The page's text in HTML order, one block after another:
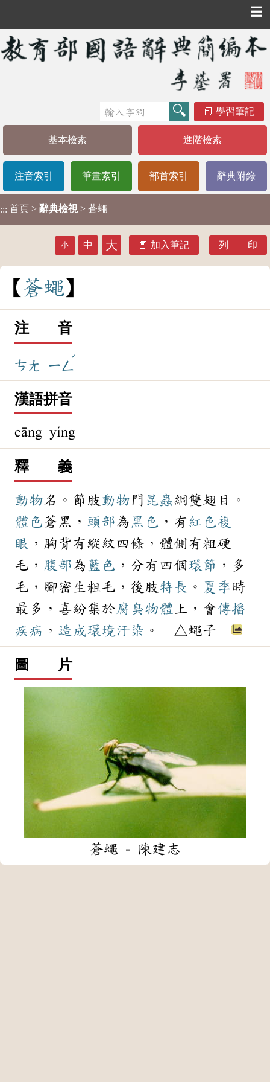
☰
學習筆記
基本檢索 進階檢索
注音索引 筆畫索引 部首索引 辭典附錄
::: 首頁 > 辭典檢視 > 蒼蠅
小 中 大 加入筆記 列 印
蒼蠅
注 音
ㄘㄤ ㄧㄥ
ˊ
漢語拼音
cāng yíng
釋 義
動物名。節肢動物門 昆蟲綱雙翅目。
體色蒼黑， 頭部為 黑色 ，有 紅色複
眼 ，胸背有縱紋四條，體側有粗硬
毛， 腹部為 藍色 ，分有四個環節 ，多
毛，腳密生粗毛，後肢特長 。 夏季 時
最多，喜紛集於腐臭物體 上，會傳播
疾病 ， 造成環境汙染 。 △蠅子
圖 片
蒼蠅 - 陳建志